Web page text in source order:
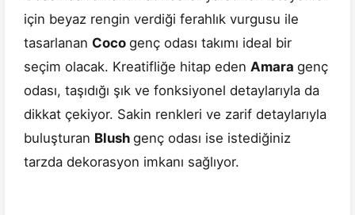
için beyaz rengin verdiği ferahlık vurgusu ile
tasarlanan Coco genç odası takımı ideal bir
seçim olacak. Kreatifliğe hitap eden Amara genç
odası, taşıdığı şık ve fonksiyonel detaylarıyla da
dikkat çekiyor. Sakin renkleri ve zarif detaylarıyla
buluşturan Blush genç odası ise istediğiniz
tarzda dekorasyon imkanı sağlıyor.